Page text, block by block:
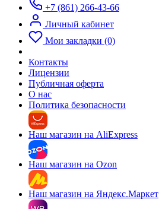
+7 (861) 266-43-66
Личный кабинет
Мои закладки (0)
Контакты
Лицензии
Публичная оферта
О нас
Политика безопасности
Наш магазин на AliExpress
Наш магазин на Ozon
Наш магазин на Яндекс.Маркет